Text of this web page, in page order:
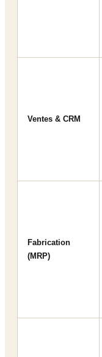
Ventes & CRM
Fabrication
(MRP)